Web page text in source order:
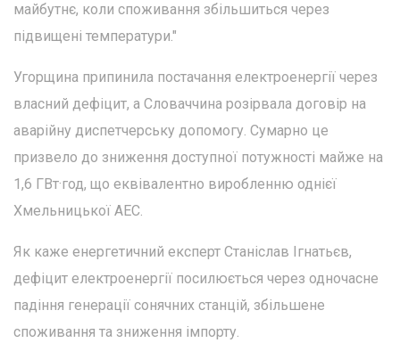
майбутнє, коли споживання збільшиться через
підвищені температури."
Угорщина припинила постачання електроенергії через
власний дефіцит, а Словаччина розірвала договір на
аварійну диспетчерську допомогу. Сумарно це
призвело до зниження доступної потужності майже на
1,6 ГВт·год, що еквівалентно виробленню однієї
Хмельницької АЕС.
Як каже енергетичний експерт Станіслав Ігнатьєв,
дефіцит електроенергії посилюється через одночасне
падіння генерації сонячних станцій, збільшене
споживання та зниження імпорту.